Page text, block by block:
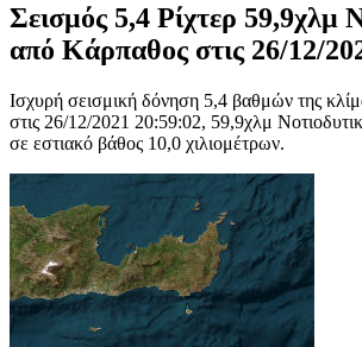
Σεισμός 5,4 Ρίχτερ 59,9χλμ
από Κάρπαθος στις 26/12/
Ισχυρή σεισμική δόνηση 5,4 βαθμών της
στις 26/12/2021 20:59:02, 59,9χλμ
σε εστιακό βάθος 10,0 χιλιομέτρων.